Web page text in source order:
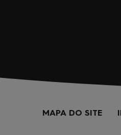
MAPA DO SITE